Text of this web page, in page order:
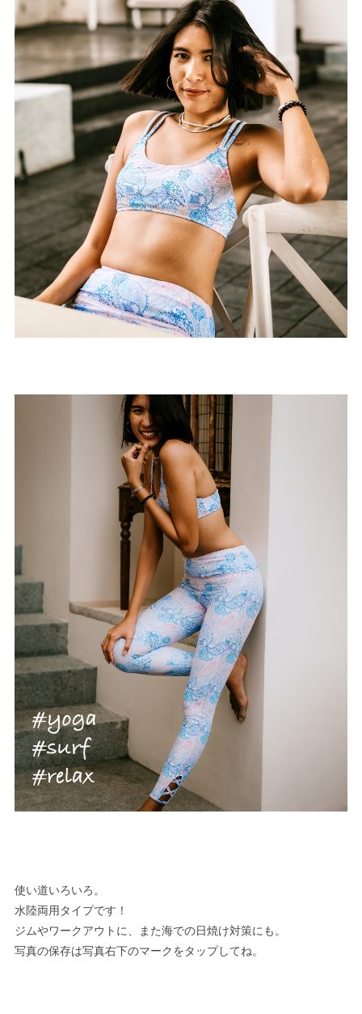
使い道いろいろ。
水陸両用タイプです！
ジムやワークアウトに、また海での日焼け対策にも。
写真の保存は写真右下のマークをタップしてね。